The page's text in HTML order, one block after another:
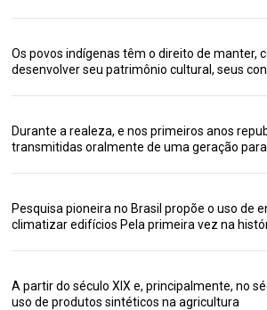
Os povos indígenas têm o direito de manter,
desenvolver seu patrimônio cultural, seus
Durante a realeza, e nos primeiros anos
transmitidas oralmente de uma geração
Pesquisa pioneira no Brasil propõe o uso de
climatizar edifícios Pela primeira vez na
A partir do século XIX e, principalmente, no
uso de produtos sintéticos na agricultura